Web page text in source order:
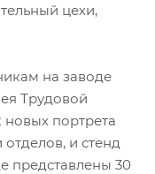
цехи,
на заводе
Трудовой
новых портрета
и стенд
представлены 30